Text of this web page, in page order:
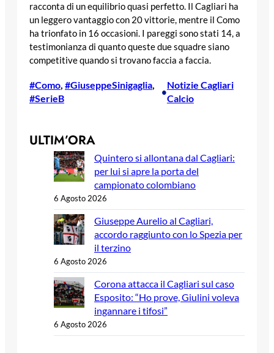
racconta di un equilibrio quasi perfetto. Il Cagliari ha
un leggero vantaggio con 20 vittorie, mentre il Como
ha trionfato in 16 occasioni. I pareggi sono stati 14, a
testimonianza di quanto queste due squadre siano
competitive quando si trovano faccia a faccia.
#Como, #GiuseppeSinigaglia
#SerieB
•
Notizie Cagliari
Calcio
ULTIM’ORA
Quintero si allontana dal Cagliari:
per lui si apre la porta del
campionato colombiano
6 Agosto 2026
Giuseppe Aurelio al Cagliari,
accordo raggiunto con lo Spezia per
il terzino
6 Agosto 2026
Corona attacca il Cagliari sul caso
Esposito: “Ho prove, Giulini voleva
ingannare i tifosi”
6 Agosto 2026